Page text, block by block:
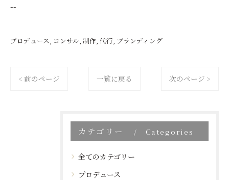
--
プロデュース コンサル 制作 代行 ブランディング
< 前のページ 一覧に戻る 次のページ >
カテゴリー Categories
全てのカテゴリー
プロデュース